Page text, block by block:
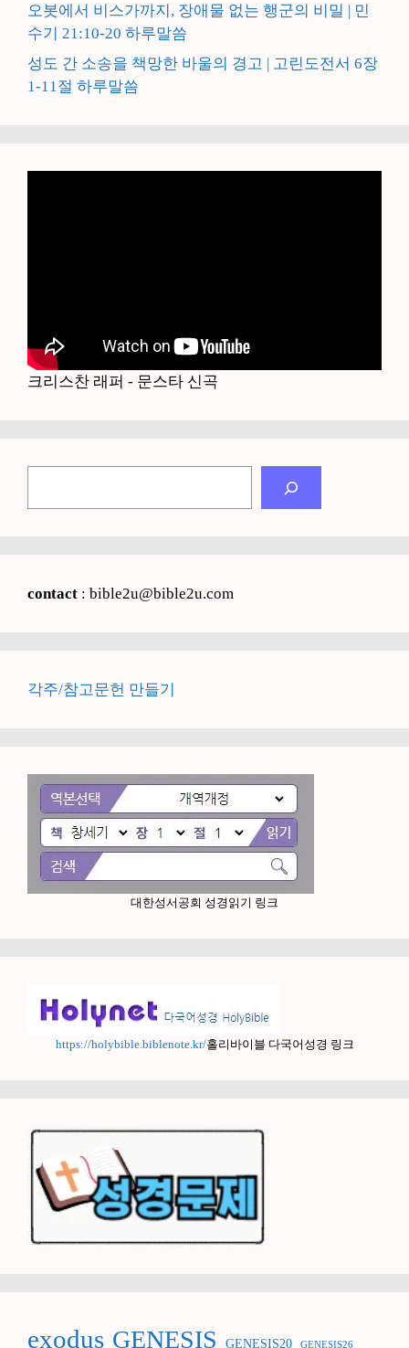
오봇에서 비스가까지, 장애물 없는 행군의 비밀 | 민
수기 21:10-20 하루말씀
성도 간 소송을 책망한 바울의 경고 | 고린도전서 6장
1-11절 하루말씀
크리스찬 래퍼 - 문스타 신곡
contact : bible2u@bible2u.com
각주/참고문헌 만들기
대한성서공회 성경읽기 링크
https://holybible.biblenote.kr/홀리바이블 다국어성경 링크
exodus GENESIS GENESIS20 GENESIS26